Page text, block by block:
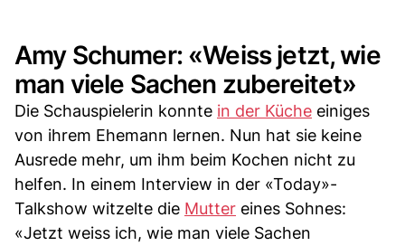
Amy Schumer: «Weiss jetzt, wie
man viele Sachen zubereitet»
Die Schauspielerin konnte in der Küche einiges
von ihrem Ehemann lernen. Nun hat sie keine
Ausrede mehr, um ihm beim Kochen nicht zu
helfen. In einem Interview in der «Today»-
Talkshow witzelte die Mutter eines Sohnes:
«Jetzt weiss ich, wie man viele Sachen